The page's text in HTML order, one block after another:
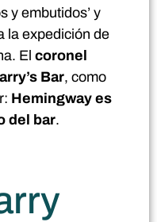
y embutidos’ y
la expedición de
El coronel
Bar, como
Hemingway es
del bar.